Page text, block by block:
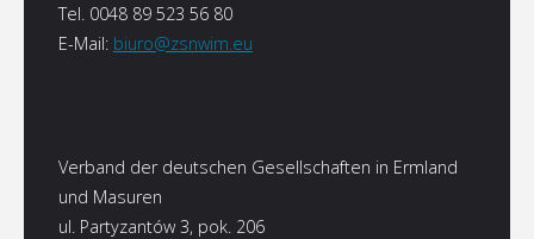
Tel. 0048 89 523 56 80
E-Mail: biuro@zsnwim.eu
Verband der deutschen Gesellschaften in Ermland
und Masuren
ul. Partyzantów 3, pok. 206